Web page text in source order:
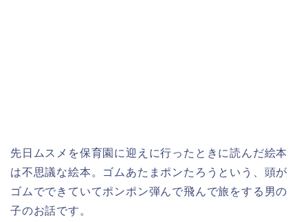
先日ムスメを保育園に迎えに行ったときに読んだ絵本
は不思議な絵本。ゴムあたまポンたろうという、頭が
ゴムでできていてポンポン弾んで飛んで旅をする男の
子のお話です。